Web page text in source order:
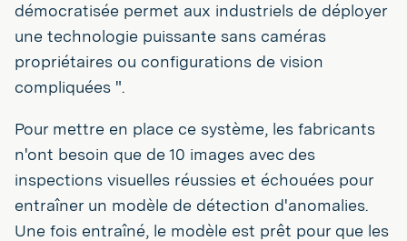
démocratisée permet aux industriels de déployer
une technologie puissante sans caméras
propriétaires ou configurations de vision
compliquées ".
Pour mettre en place ce système, les fabricants
n'ont besoin que de 10 images avec des
inspections visuelles réussies et échouées pour
entraîner un modèle de détection d'anomalies.
Une fois entraîné, le modèle est prêt pour que les